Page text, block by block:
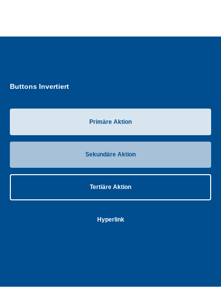
Buttons Invertiert
Primäre Aktion
Sekundäre Aktion
Tertiäre Aktion
Hyperlink